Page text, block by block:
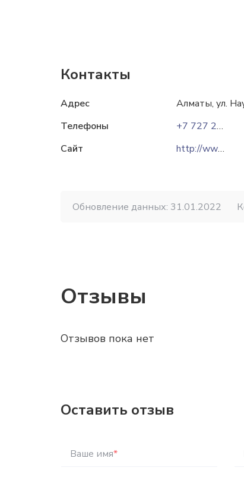
Контакты
Адрес
Алматы, ул.
Телефоны
+7 727 232 13 58
Сайт
http://www.ao-may.kz
Обновление данных: 31.01.2022
Отзывы
Отзывов пока нет
Оставить отзыв
Ваше имя*